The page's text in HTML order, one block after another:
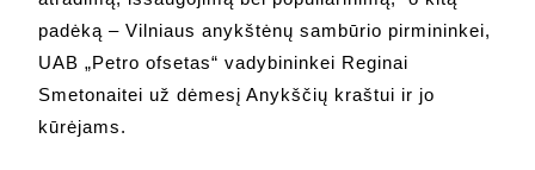
padėką – Vilniaus anykštėnų sambūrio pirmininkei,
UAB „Petro ofsetas“ vadybininkei Reginai
Smetonaitei už dėmesį Anykščių kraštui ir jo
kūrėjams.